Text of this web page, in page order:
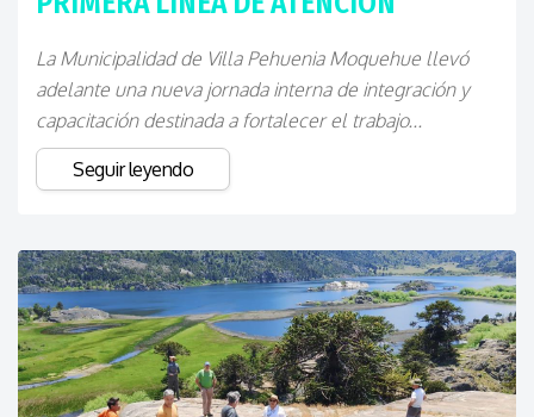
La Municipalidad de Villa Pehuenia Moquehue llevó
adelante una nueva jornada interna de integración y
capacitación destinada a fortalecer el trabajo...
Seguir leyendo